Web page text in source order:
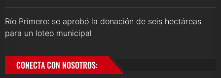
Río Primero: se aprobó la donación de seis hectáreas
para un loteo municipal
CONECTA CON NOSOTROS: